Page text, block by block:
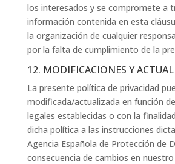
los interesados y se compromete a
información contenida en esta
la organización de cualquier
por la falta de cumplimiento de la
12. MODIFICACIONES Y
La presente política de privacidad
modificada/actualizada en función
legales establecidas o con la
dicha política a las instrucciones
Agencia Española de Protección de
consecuencia de cambios en